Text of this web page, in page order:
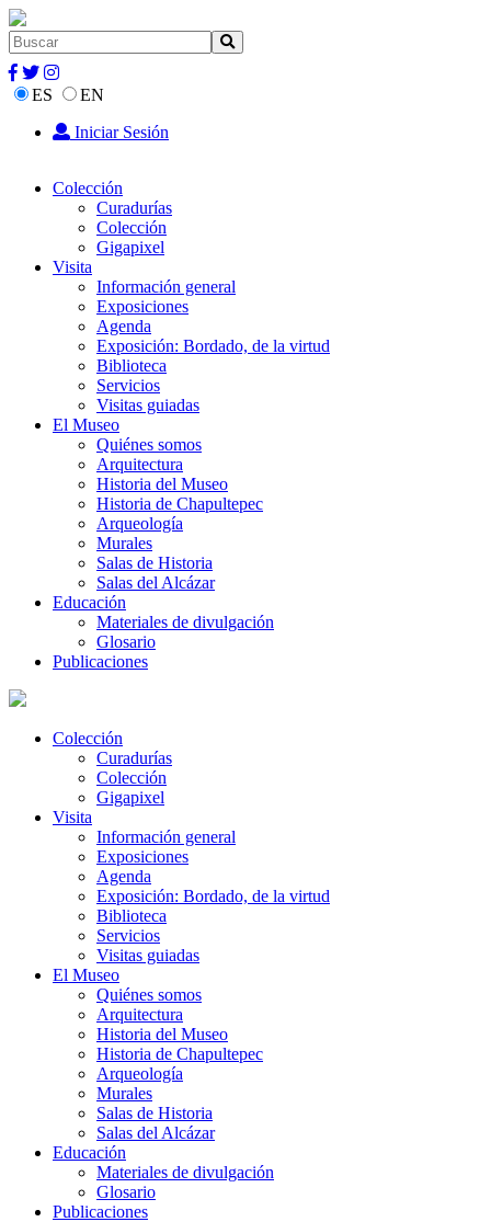
ES
EN
Iniciar Sesión
Colección
Curadurías
Colección
Gigapixel
Visita
Información general
Exposiciones
Agenda
Exposición: Bordado, de la virtud
Biblioteca
Servicios
Visitas guiadas
El Museo
Quiénes somos
Arquitectura
Historia del Museo
Historia de Chapultepec
Arqueología
Murales
Salas de Historia
Salas del Alcázar
Educación
Materiales de divulgación
Glosario
Publicaciones
Colección
Curadurías
Colección
Gigapixel
Visita
Información general
Exposiciones
Agenda
Exposición: Bordado, de la virtud
Biblioteca
Servicios
Visitas guiadas
El Museo
Quiénes somos
Arquitectura
Historia del Museo
Historia de Chapultepec
Arqueología
Murales
Salas de Historia
Salas del Alcázar
Educación
Materiales de divulgación
Glosario
Publicaciones